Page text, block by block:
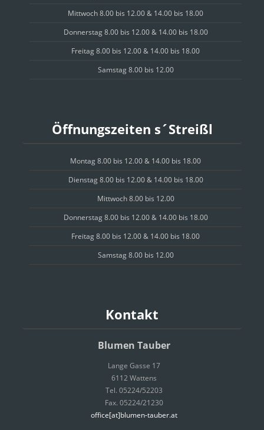
Mittwoch 8.00 bis 12.00 & 14.00 bis 18.00
Donnerstag 8.00 bis 12.00 & 14.00 bis 18.00
Freitag 8.00 bis 12.00 & 14.00 bis 18.00
Samstag 8.00 bis 12.00
Öffnungszeiten s´Streißl
Montag 8.00 bis 12.00 & 14.00 bis 18.00
Dienstag 8.00 bis 12.00 & 14.00 bis 18.00
Mittwoch 8.00 bis 12.00
Donnerstag 8.00 bis 12.00 & 14.00 bis 18.00
Freitag 8.00 bis 12.00 & 14.00 bis 18.00
Samstag 8.00 bis 12.00
Kontakt
Blumen Tauber
Lange Gasse 17
6112 Wattens
Tel. 05224/52203
Fax. 05224/21230
office[at]blumen-tauber.at